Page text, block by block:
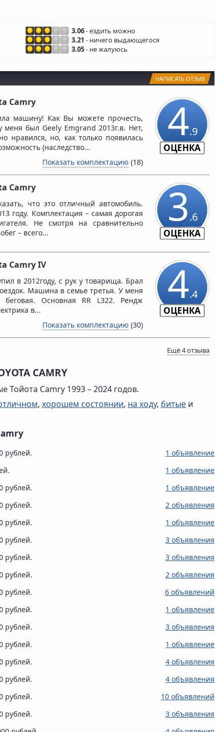
3.06- ездить можно
3.21 - ничего выдающегося
3.05- не жалуюсь
НАПИСАТЬ ОТЗЫВ
4.9
ОЦЕНКА
Camry
машину! Как Вы можете прочесть,
был Geely Emgrand 2013г.в. Нет,
нравился, но, как только появилась
(наследство...
Показать комплектацию (18)
3.6
ОЦЕНКА
Camry
что это отличный автомобиль.
году. Комплектация – самая дорогая
Не смотря на сравнительно
– всего...
4.4
ОЦЕНКА
Camry IV
в 2012году, с рук у товарища. Брал
Машина в семье третья. У меня
беговая. Основная RR L322. Рендж
в...
Показать комплектацию (30)
Ещё 4 отзыва
CAMRY
Тойота Camry 1993 – 2024 годов.
, хорошем состоянии, на ходу, битые и
рублей.
1 объявление
1 объявление
рублей.
1 объявление
рублей.
2 объявления
рублей.
1 объявление
рублей.
3 объявления
рублей.
3 объявления
рублей.
2 объявления
рублей.
6 объявлений
рублей.
1 объявление
рублей.
3 объявления
рублей.
1 объявление
рублей.
4 объявления
рублей.
4 объявления
рублей.
10 объявлений
рублей.
3 объявления